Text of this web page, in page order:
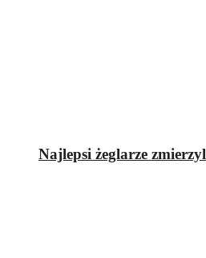
Najlepsi żeglarze